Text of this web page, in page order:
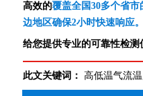
高效的覆盖全国30多个省
边地区确保2小时快速响应
给您提供专业的可靠性检测
此文关键词： 高低温气流